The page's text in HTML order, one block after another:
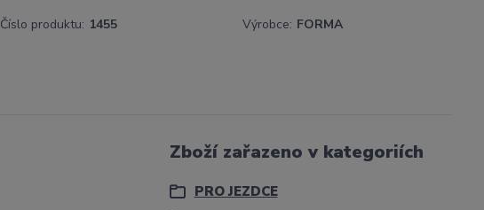
Číslo produktu: 1455 Výrobce: FORMA
Zboží zařazeno v kategoriích
PRO JEZDCE